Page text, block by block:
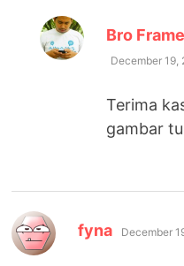
Bro
December 19,
Terima
gambar
fyna says:
December